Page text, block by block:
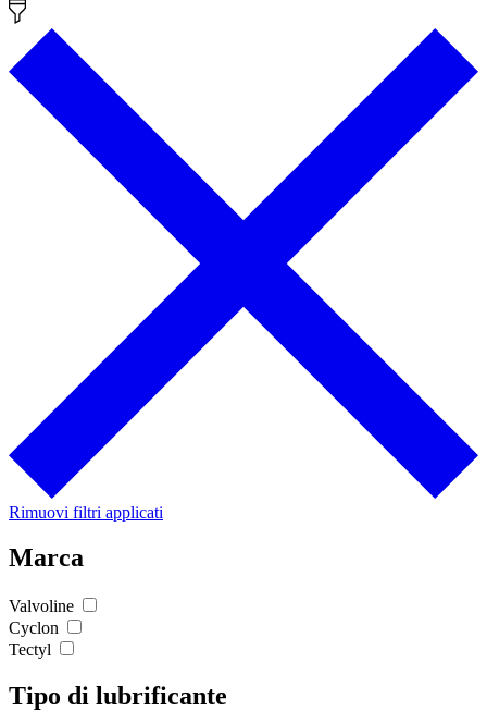
Rimuovi filtri applicati
Marca
Valvoline
Cyclon
Tectyl
Tipo di lubrificante